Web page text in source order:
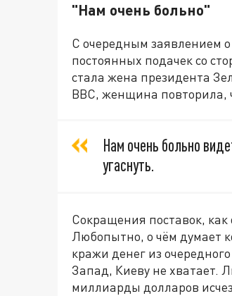
"Нам очень больно"
С очередным заявлением
постоянных подачек со
стала жена президента
ВВС, женщина повторила,
Нам очень больно
угаснуть.
Сокращения поставок,
Любопытно, о чём думает
кражи денег из
Запад, Киеву не хватает.
миллиарды долларов